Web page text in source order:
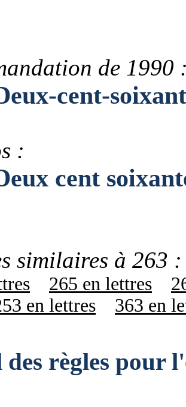
de 1990
cent-
:
cent
similaires à 263 :
265 en lettres
en lettres 363 en
des règles pour